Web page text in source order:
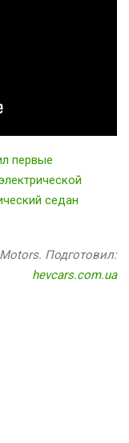
первые
седан
Подготовил:
hevcars.com.ua